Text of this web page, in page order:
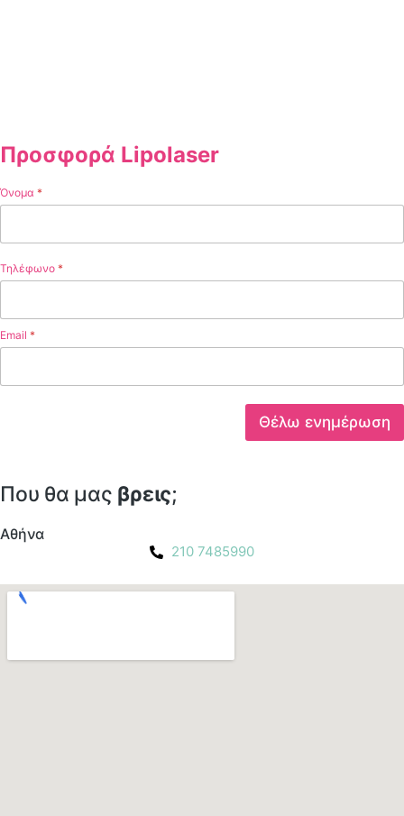
Προσφορά Lipolaser
Όνομα *
Τηλέφωνο *
Email *
Θέλω ενημέρωση
Που θα μας βρεις;
Αθήνα
210 7485990